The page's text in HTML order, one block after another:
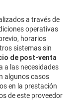
a través de
operativas
horarios
sistemas sin
de post-venta
a las necesidades
algunos casos
en la prestación
de este proveedor